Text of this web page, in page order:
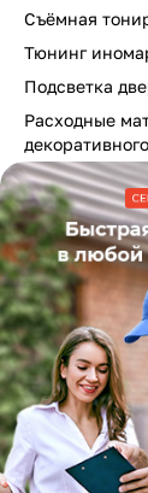
Съёмная
Тюнинг
Подсветка
Расходные